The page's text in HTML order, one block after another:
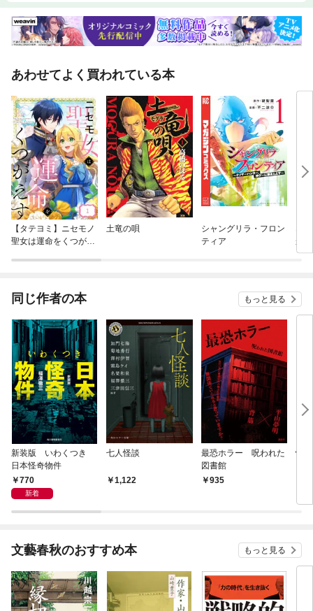
あわせてよく買われている本
【タテヨミ】ニセモノ
聖女は運命をくつがえ
土竜の唄
シャングリラ・フロン
ティア
な
か
同じ作者の本 もっと見る
新装版 いわくつき
日本怪奇物件
770
新着
七人怪談
1,122
最恐ホラー 呪われた
図書館
935
怪
文藝春秋のおすすめ本 もっと見る